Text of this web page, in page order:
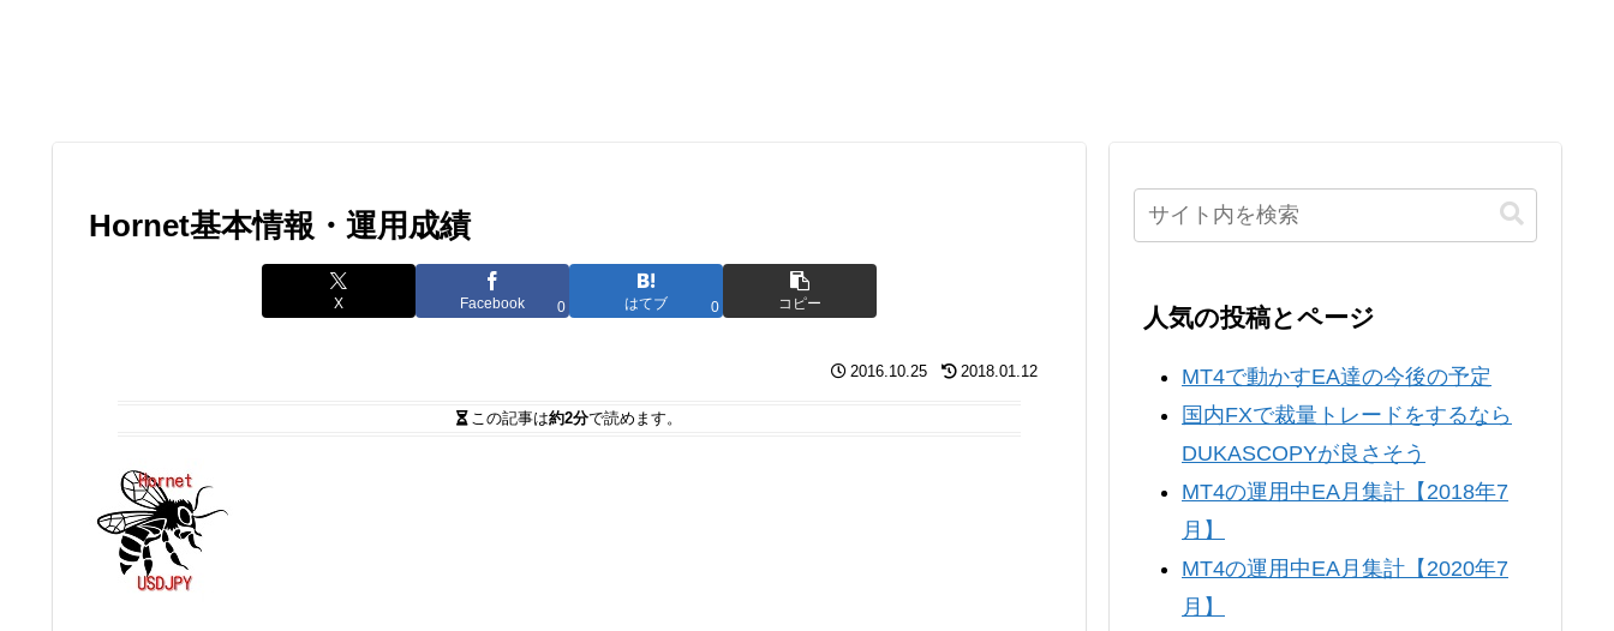
Hornet基本情報・運用成績
X Facebook 0 はてブ 0 コピー
2016.10.25 2018.01.12
この記事は約2分で読めます。
人気の投稿とページ
MT4で動かすEA達の今後の予定
国内FXで裁量トレードをするなら
DUKASCOPYが良さそう
MT4の運用中EA月集計【2018年7
月】
MT4の運用中EA月集計【2020年7
月】